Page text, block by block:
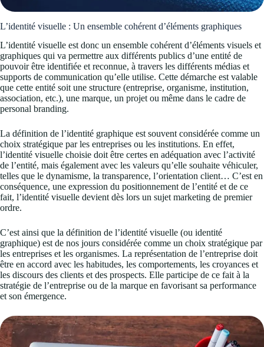
L’identité visuelle : Un ensemble cohérent d’éléments graphiques
L’identité visuelle est donc un ensemble cohérent d’éléments visuels et
graphiques qui va permettre aux différents publics d’une entité de
pouvoir être identifiée et reconnue, à travers les différents médias et
supports de communication qu’elle utilise. Cette démarche est valable
que cette entité soit une structure (entreprise, organisme, institution,
association, etc.), une marque, un projet ou même dans le cadre de
personal branding.
La définition de l’identité graphique est souvent considérée comme un
choix stratégique par les entreprises ou les institutions. En effet,
l’identité visuelle choisie doit être certes en adéquation avec l’activité
de l’entité, mais également avec les valeurs qu’elle souhaite véhiculer,
telles que le dynamisme, la transparence, l’orientation client… C’est en
conséquence, une expression du positionnement de l’entité et de ce
fait, l’identité visuelle devient dès lors un sujet marketing de premier
ordre.
C’est ainsi que la définition de l’identité visuelle (ou identité
graphique) est de nos jours considérée comme un choix stratégique par
les entreprises et les organismes. La représentation de l’entreprise doit
être en accord avec les habitudes, les comportements, les croyances et
les discours des clients et des prospects. Elle participe de ce fait à la
stratégie de l’entreprise ou de la marque en favorisant sa performance
et son émergence.